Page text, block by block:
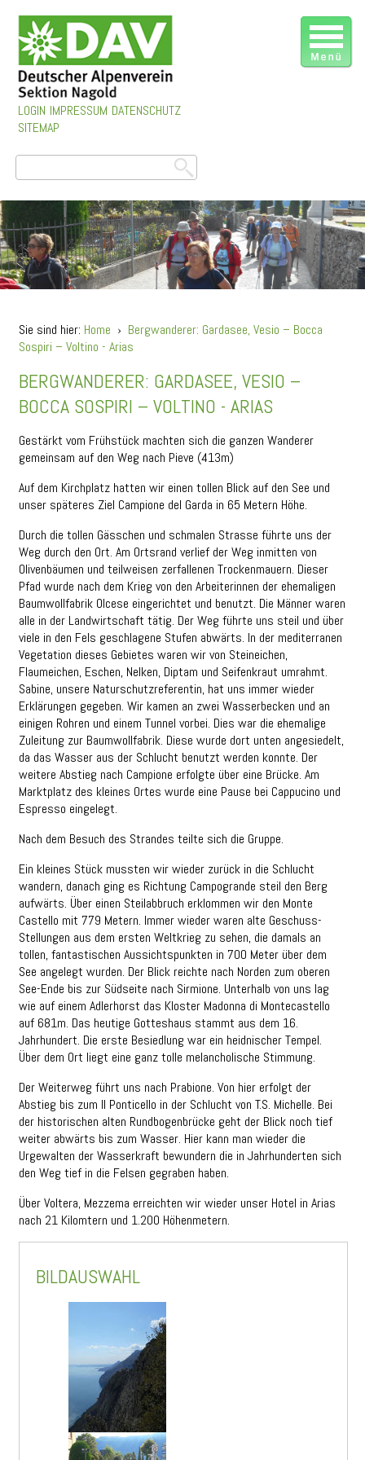
LOGIN IMPRESSUM DATENSCHUTZ
SITEMAP
Sie sind hier: Home › Bergwanderer: Gardasee, Vesio – Bocca
Sospiri – Voltino - Arias
BERGWANDERER: GARDASEE, VESIO –
BOCCA SOSPIRI – VOLTINO - ARIAS
Gestärkt vom Frühstück machten sich die ganzen Wanderer
gemeinsam auf den Weg nach Pieve (413m)
Auf dem Kirchplatz hatten wir einen tollen Blick auf den See und
unser späteres Ziel Campione del Garda in 65 Metern Höhe.
Durch die tollen Gässchen und schmalen Strasse führte uns der
Weg durch den Ort. Am Ortsrand verlief der Weg inmitten von
Olivenbäumen und teilweisen zerfallenen Trockenmauern. Dieser
Pfad wurde nach dem Krieg von den Arbeiterinnen der ehemaligen
Baumwollfabrik Olcese eingerichtet und benutzt. Die Männer waren
alle in der Landwirtschaft tätig. Der Weg führte uns steil und über
viele in den Fels geschlagene Stufen abwärts. In der mediterranen
Vegetation dieses Gebietes waren wir von Steineichen,
Flaumeichen, Eschen, Nelken, Diptam und Seifenkraut umrahmt.
Sabine, unsere Naturschutzreferentin, hat uns immer wieder
Erklärungen gegeben. Wir kamen an zwei Wasserbecken und an
einigen Rohren und einem Tunnel vorbei. Dies war die ehemalige
Zuleitung zur Baumwollfabrik. Diese wurde dort unten angesiedelt,
da das Wasser aus der Schlucht benutzt werden konnte. Der
weitere Abstieg nach Campione erfolgte über eine Brücke. Am
Marktplatz des kleines Ortes wurde eine Pause bei Cappucino und
Espresso eingelegt.
Nach dem Besuch des Strandes teilte sich die Gruppe.
Ein kleines Stück mussten wir wieder zurück in die Schlucht
wandern, danach ging es Richtung Campogrande steil den Berg
aufwärts. Über einen Steilabbruch erklommen wir den Monte
Castello mit 779 Metern. Immer wieder waren alte Geschuss-
Stellungen aus dem ersten Weltkrieg zu sehen, die damals an
tollen, fantastischen Aussichtspunkten in 700 Meter über dem
See angelegt wurden. Der Blick reichte nach Norden zum oberen
See-Ende bis zur Südseite nach Sirmione. Unterhalb von uns lag
wie auf einem Adlerhorst das Kloster Madonna di Montecastello
auf 681m. Das heutige Gotteshaus stammt aus dem 16.
Jahrhundert. Die erste Besiedlung war ein heidnischer Tempel.
Über dem Ort liegt eine ganz tolle melancholische Stimmung.
Der Weiterweg führt uns nach Prabione. Von hier erfolgt der
Abstieg bis zum Il Ponticello in der Schlucht von T.S. Michelle. Bei
der historischen alten Rundbogenbrücke geht der Blick noch tief
weiter abwärts bis zum Wasser. Hier kann man wieder die
Urgewalten der Wasserkraft bewundern die in Jahrhunderten sich
den Weg tief in die Felsen gegraben haben.
Über Voltera, Mezzema erreichten wir wieder unser Hotel in Arias
nach 21 Kilomtern und 1.200 Höhenmetern.
BILDAUSWAHL